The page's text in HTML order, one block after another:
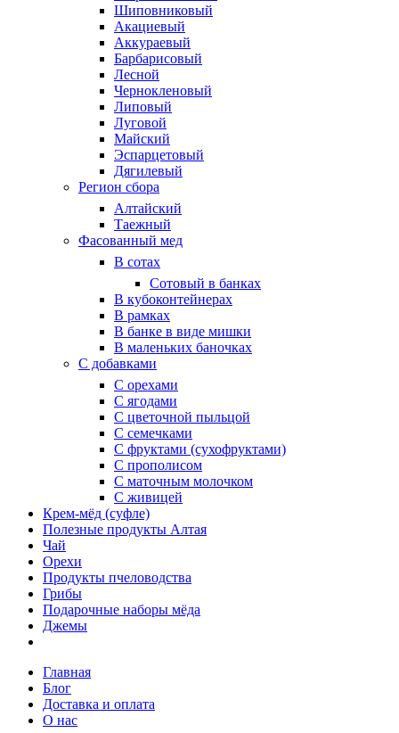
Шиповниковый
Акациевый
Аккураевый
Барбарисовый
Лесной
Чернокленовый
Липовый
Луговой
Майский
Эспарцетовый
Дягилевый
Регион сбора
Алтайский
Таежный
Фасованный мед
В сотах
Сотовый в банках
В кубоконтейнерах
В рамках
В банке в виде мишки
В маленьких баночках
С добавками
С орехами
С ягодами
С цветочной пыльцой
С семечками
С фруктами (сухофруктами)
С прополисом
С маточным молочком
С живицей
Крем-мёд (суфле)
Полезные продукты Алтая
Чай
Орехи
Продукты пчеловодства
Грибы
Подарочные наборы мёда
Джемы
Главная
Блог
Доставка и оплата
О нас